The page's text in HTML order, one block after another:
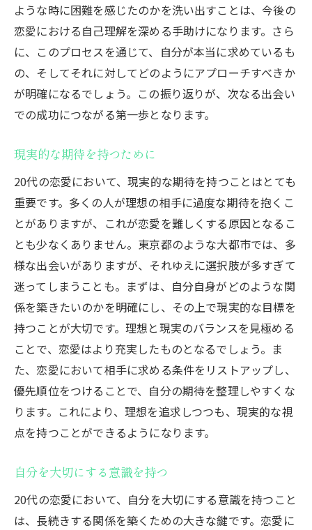
都市特有の出会いのチャンスを見つける
デートプランで魅力を引き出す方法
文化的背景を活かした交流を楽しむ
地域のイベントに積極的に参加する
時間管理で恋愛と仕事を両立させる
当相談所が選ばれました！
ような時に困難を感じたのかを洗い出すことは、今後の
恋愛における自己理解を深める手助けになります。さら
に、このプロセスを通じて、自分が本当に求めているも
の、そしてそれに対してどのようにアプローチすべきか
が明確になるでしょう。この振り返りが、次なる出会い
での成功につながる第一歩となります。
現実的な期待を持つために
20代の恋愛において、現実的な期待を持つことはとても
重要です。多くの人が理想の相手に過度な期待を抱くこ
とがありますが、これが恋愛を難しくする原因となるこ
とも少なくありません。東京都のような大都市では、多
様な出会いがありますが、それゆえに選択肢が多すぎて
迷ってしまうことも。まずは、自分自身がどのような関
係を築きたいのかを明確にし、その上で現実的な目標を
持つことが大切です。理想と現実のバランスを見極める
ことで、恋愛はより充実したものとなるでしょう。ま
た、恋愛において相手に求める条件をリストアップし、
優先順位をつけることで、自分の期待を整理しやすくな
ります。これにより、理想を追求しつつも、現実的な視
点を持つことができるようになります。
自分を大切にする意識を持つ
20代の恋愛において、自分を大切にする意識を持つこと
は、長続きする関係を築くための大きな鍵です。恋愛に